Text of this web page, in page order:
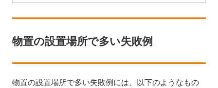
物置の設置場所で多い失敗例
物置の設置場所で多い失敗例には、以下のようなもの